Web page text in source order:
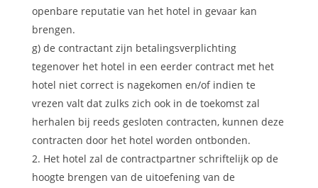
openbare reputatie van het hotel in gevaar kan
brengen.
g) de contractant zijn betalingsverplichting
tegenover het hotel in een eerder contract met het
hotel niet correct is nagekomen en/of indien te
vrezen valt dat zulks zich ook in de toekomst zal
herhalen bij reeds gesloten contracten, kunnen deze
contracten door het hotel worden ontbonden.
Het hotel zal de contractpartner schriftelijk op de
hoogte brengen van de uitoefening van de